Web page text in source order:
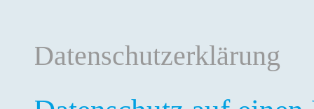
Datenschutzerklärung